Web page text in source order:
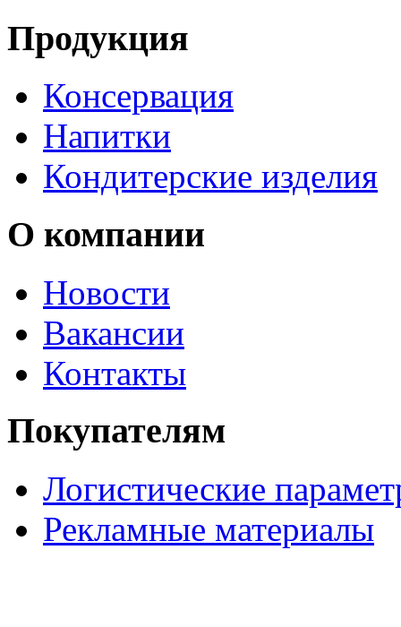
Продукция
Консервация
Напитки
Кондитерские изделия
О компании
Новости
Вакансии
Контакты
Покупателям
Логистические
Рекламные материалы